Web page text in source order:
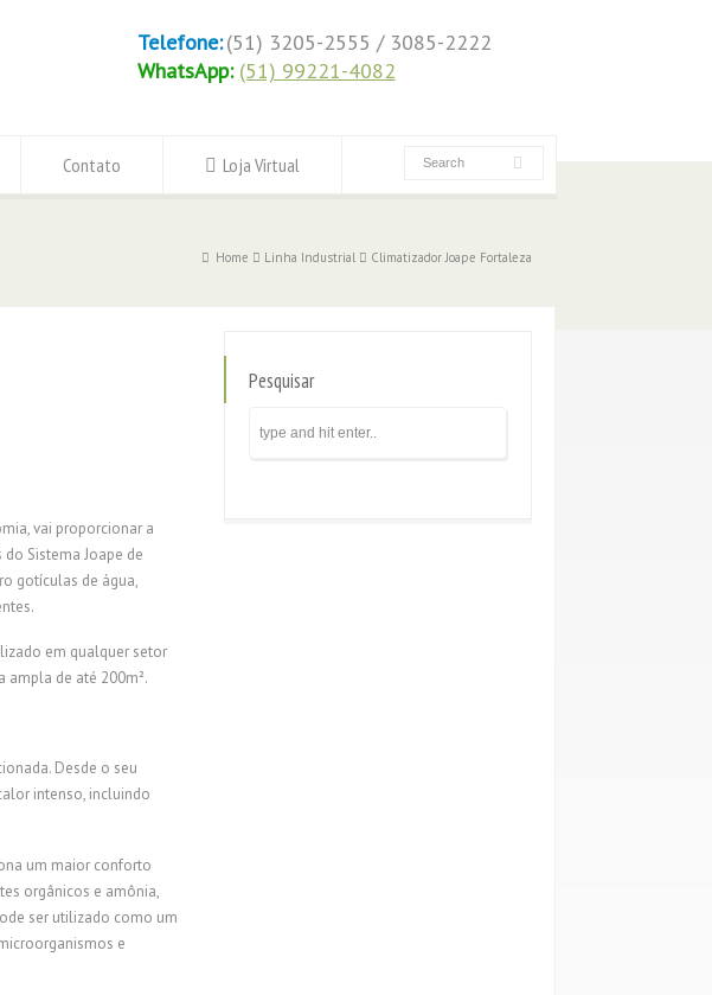
Telefone:(51) 3205-2555 / 3085-2222
WhatsApp: (51) 99221-4082
Contato Loja Virtual
Home Linha Industrial Climatizador Joape Fortaleza
vai proporcionar a
Sistema Joape de
gotículas de água,
em qualquer setor
ampla de até 200m².
Desde o seu
intenso, incluindo
um maior conforto
orgânicos e amônia,
ser utilizado como um
e
Pesquisar